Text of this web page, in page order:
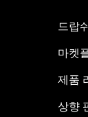
드랍
마켓
제품
상향